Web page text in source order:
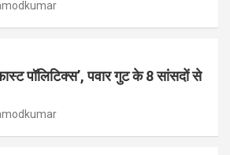
पॉलिटिक्स’, पवार गुट के 8 सांसदों से